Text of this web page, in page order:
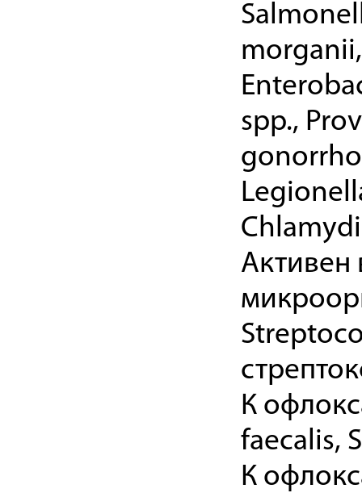
spp.,
Активен
К
faecalis,
К